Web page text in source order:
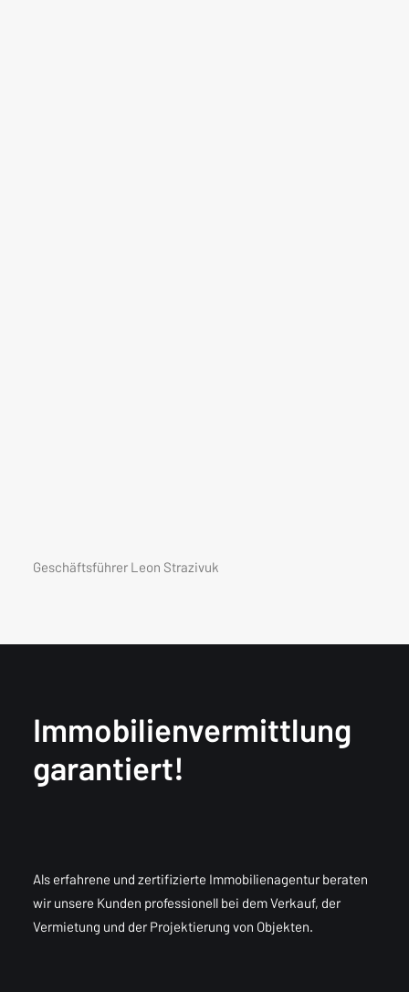
Geschäftsführer Leon Strazivuk
Immobilienvermittlung
garantiert!
Als erfahrene und zertifizierte Immobilienagentur beraten
wir unsere Kunden professionell bei dem Verkauf, der
Vermietung und der Projektierung von Objekten.